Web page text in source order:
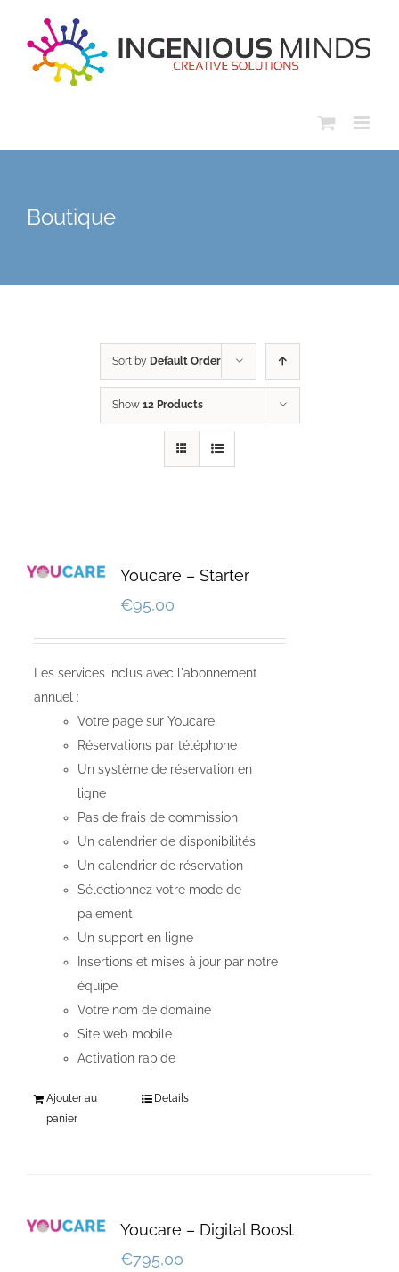
content
Boutique
Sort by Default Order
Show 12 Products
Youcare – Starter
€95,00
Les services inclus avec l'abonnement
annuel :
Votre page sur Youcare
Réservations par téléphone
Un système de réservation en
ligne
Pas de frais de commission
Un calendrier de disponibilités
Un calendrier de réservation
Sélectionnez votre mode de
paiement
Un support en ligne
Insertions et mises à jour par notre
équipe
Votre nom de domaine
Site web mobile
Activation rapide
Ajouter au
panier
Details
Youcare – Digital Boost
€795,00